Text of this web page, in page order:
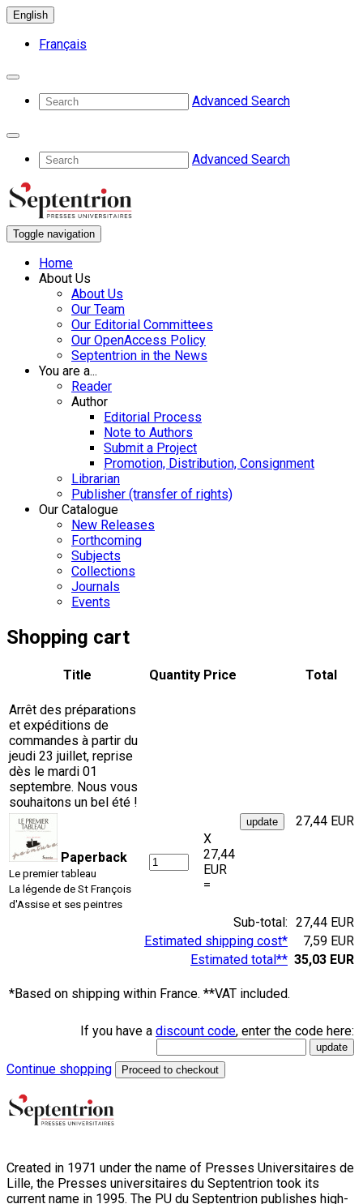
English
Français
Advanced Search
Advanced Search
Toggle navigation
Home
About Us
About Us
Our Team
Our Editorial Committees
Our OpenAccess Policy
Septentrion in the News
You are a...
Reader
Author
Editorial Process
Note to Authors
Submit a Project
Promotion, Distribution, Consignment
Librarian
Publisher (transfer of rights)
Our Catalogue
New Releases
Forthcoming
Subjects
Collections
Journals
Events
Shopping cart
Arrêt des préparations
et expéditions de
commandes à partir du
jeudi 23 juillet, reprise
dès le mardi 01
septembre. Nous vous
souhaitons un bel été !
Title Quantity Price Total
Paperback
Le premier tableau
La légende de St François
d'Assise et ses peintres
X
27,44
EUR
=
27,44 EUR
Sub-total: 27,44 EUR
Estimated shipping cost*
7,59 EUR
Estimated total** 35,03 EUR
*Based on shipping within France. **VAT included.
If you have a discount code, enter the code here:
Continue shopping Proceed to checkout
Created in 1971 under the name of Presses Universitaires de
Lille, the Presses universitaires du Septentrion took its
current name in 1995. The PU du Septentrion publishes high-